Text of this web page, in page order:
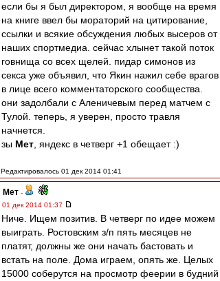
если бы я был директором, я вообще на время
на книге ввел бы мораторий на цитирование,
ссылки и всякие обсуждения любых высеров от
наших спортмедиа. сейчас хлынет такой поток
говнища со всех щелей. пидар симонов из
секса уже объявил, что Якин нажил себе врагов
в лице всего комментаторского сообщества.
они задолбали с Аленичевым перед матчем с
Тулой. теперь, я уверен, просто травля
начнется.
зы Мет , яндекс в четверг +1 обещает :)
Редактировалось 01 дек 2014 01:41
Мет -
01 дек 2014 01:37
Ниче. Ищем позитив. В четверг по идее можем
выиграть. Ростовским з/п пять месяцев не
платят, должны же они начать бастовать и
встать на поле. Дома играем, опять же. Целых
15000 соберутся на просмотр феерии в будний